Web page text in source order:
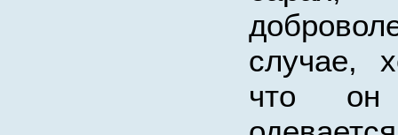
случае,
что он